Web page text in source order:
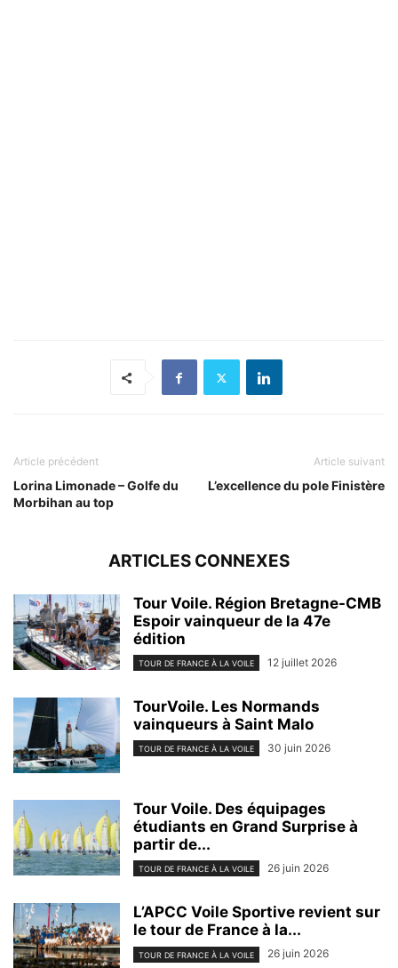
Article précédent
Lorina Limonade – Golfe du
Morbihan au top
Article suivant
L’excellence du pole Finistère
ARTICLES CONNEXES
Tour Voile. Région Bretagne-CMB
Espoir vainqueur de la 47e
édition
TOUR DE FRANCE À LA VOILE 12 juillet 2026
TourVoile. Les Normands
vainqueurs à Saint Malo
TOUR DE FRANCE À LA VOILE 30 juin 2026
Tour Voile. Des équipages
étudiants en Grand Surprise à
partir de...
TOUR DE FRANCE À LA VOILE 26 juin 2026
L’APCC Voile Sportive revient sur
le tour de France à la...
TOUR DE FRANCE À LA VOILE 26 juin 2026